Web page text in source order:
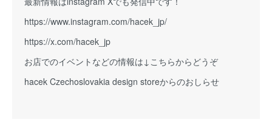
https://www.instagram.com/hacek_jp/
https://x.com/hacek_jp
お店でのイベントなどの情報は↓こちらからどうぞ
hacek Czechoslovakia design storeからのおしらせ